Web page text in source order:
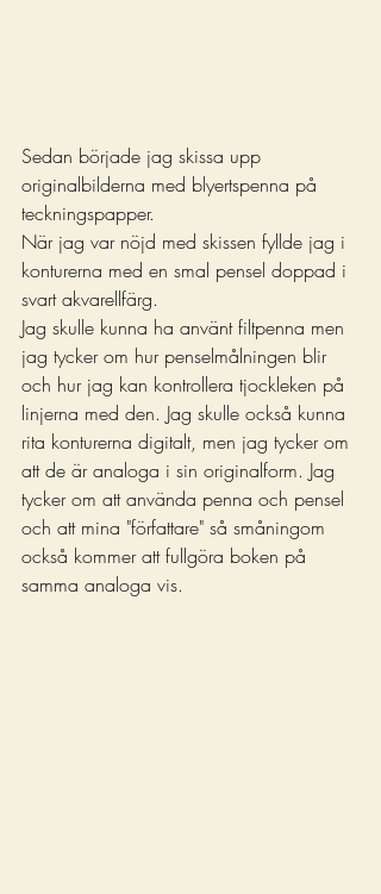
Sedan började jag skissa upp
originalbilderna med blyertspenna på
teckningspapper.
När jag var nöjd med skissen fyllde jag i
konturerna med en smal pensel doppad i
svart akvarellfärg.
Jag skulle kunna ha använt filtpenna men
jag tycker om hur penselmålningen blir
och hur jag kan kontrollera tjockleken på
linjerna med den. Jag skulle också kunna
rita konturerna digitalt, men jag tycker om
att de är analoga i sin originalform. Jag
tycker om att använda penna och pensel
och att mina "författare" så småningom
också kommer att fullgöra boken på
samma analoga vis.